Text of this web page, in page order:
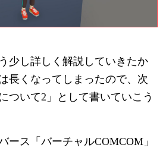
少し詳しく解説していきたか
長くなってしまったので、次
ついて2」として書いていこう
ース「バーチャルCOMCOM」